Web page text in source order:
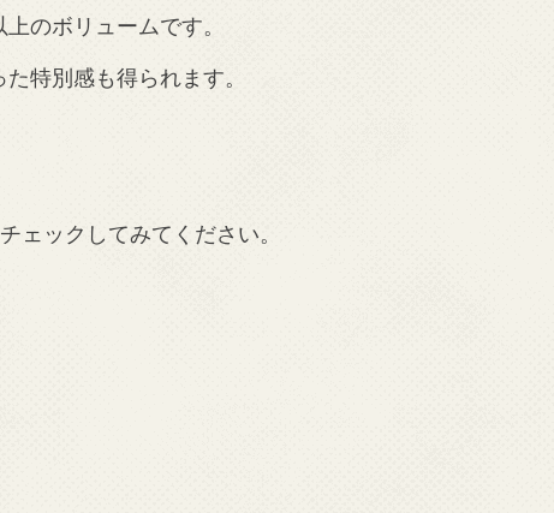
のボリュームです。
特別感も得られます。
ックしてみてください。